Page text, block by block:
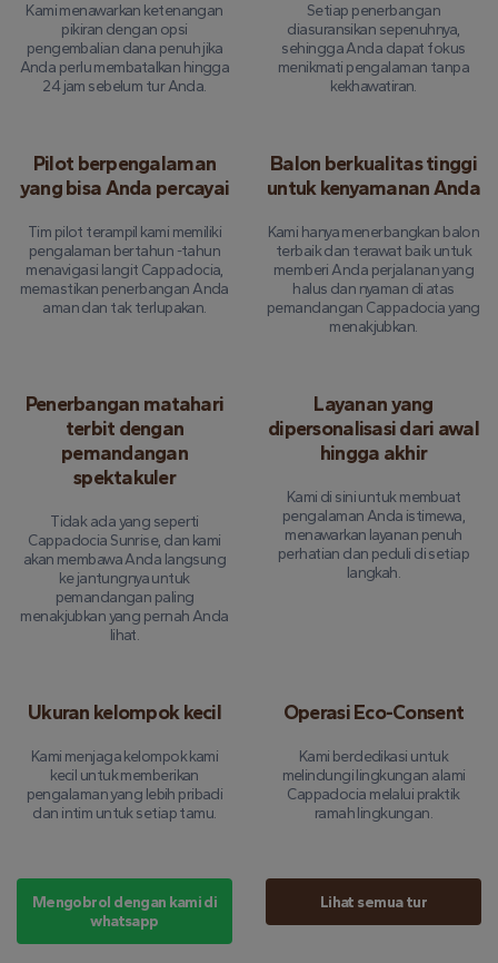
Kami menawarkan ketenangan
pikiran dengan opsi
pengembalian dana penuh jika
Anda perlu membatalkan hingga
24 jam sebelum tur Anda.
Setiap penerbangan
diasuransikan sepenuhnya,
sehingga Anda dapat fokus
menikmati pengalaman tanpa
kekhawatiran.
Pilot berpengalaman
yang bisa Anda percayai
Tim pilot terampil kami memiliki
pengalaman bertahun -tahun
menavigasi langit Cappadocia,
memastikan penerbangan Anda
aman dan tak terlupakan.
Balon berkualitas tinggi
untuk kenyamanan Anda
Kami hanya menerbangkan balon
terbaik dan terawat baik untuk
memberi Anda perjalanan yang
halus dan nyaman di atas
pemandangan Cappadocia yang
menakjubkan.
Penerbangan matahari
terbit dengan
pemandangan
spektakuler
Tidak ada yang seperti
Cappadocia Sunrise, dan kami
akan membawa Anda langsung
ke jantungnya untuk
pemandangan paling
menakjubkan yang pernah Anda
lihat.
Layanan yang
dipersonalisasi dari awal
hingga akhir
Kami di sini untuk membuat
pengalaman Anda istimewa,
menawarkan layanan penuh
perhatian dan peduli di setiap
langkah.
Ukuran kelompok kecil
Kami menjaga kelompok kami
kecil untuk memberikan
pengalaman yang lebih pribadi
dan intim untuk setiap tamu.
Operasi Eco-Consent
Kami berdedikasi untuk
melindungi lingkungan alami
Cappadocia melalui praktik
ramah lingkungan.
Mengobrol dengan kami di
whatsapp
Lihat semua tur